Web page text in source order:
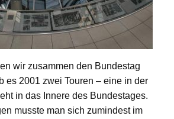
wir zusammen den Bundestag
es 2001 zwei Touren – eine in der
in das Innere des Bundestages.
musste man sich zumindest im